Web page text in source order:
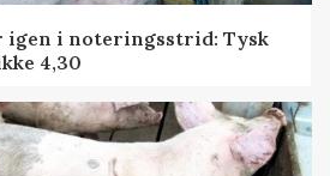
igen i noteringsstrid: Tysk
4,30